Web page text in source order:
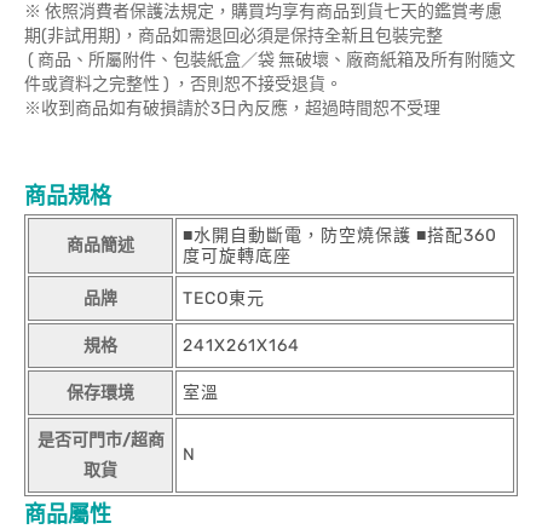
※ 依照消費者保護法規定，購買均享有商品到貨七天的鑑賞考慮
期(非試用期)，商品如需退回必須是保持全新且包裝完整
( 商品、所屬附件、包裝紙盒／袋 無破壞、廠商紙箱及所有附隨文
件或資料之完整性 ) ，否則恕不接受退貨。
※收到商品如有破損請於3日內反應，超過時間恕不受理
商品規格
商品簡述
■水開自動斷電，防空燒保護 ■搭配360
度可旋轉底座
品牌 TECO東元
規格 241X261X164
保存環境 室溫
是否可門市/超商
取貨
N
商品屬性